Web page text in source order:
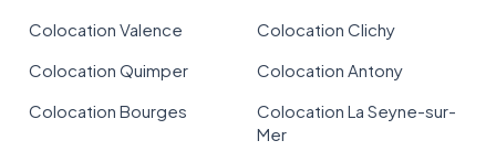
Colocation Valence
Colocation Clichy
Colocation Quimper
Colocation Antony
Colocation Bourges
Colocation La Seyne-sur-
Mer